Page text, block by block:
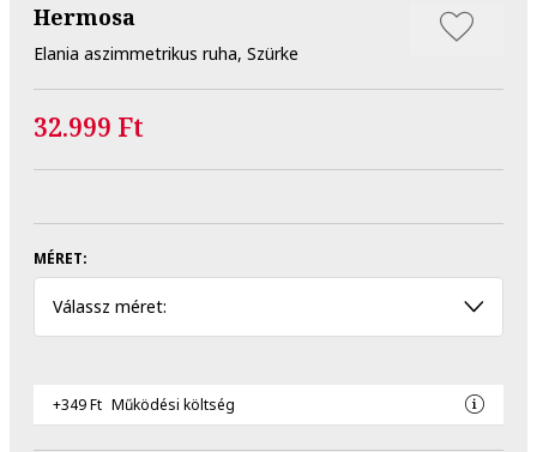
Hermosa
Elania aszimmetrikus ruha, Szürke
32.999 Ft
MÉRET:
Válassz méret:
+349 Ft Működési költség